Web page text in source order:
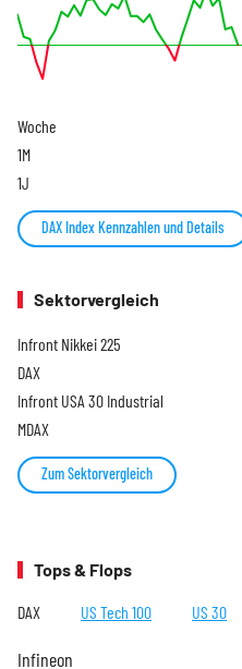
Woche
1M
1J
DAX Index Kennzahlen und Details
Sektorvergleich
Infront Nikkei 225
DAX
Infront USA 30 Industrial
MDAX
Zum Sektorvergleich
Tops & Flops
DAX US Tech 100 US 30
Infineon